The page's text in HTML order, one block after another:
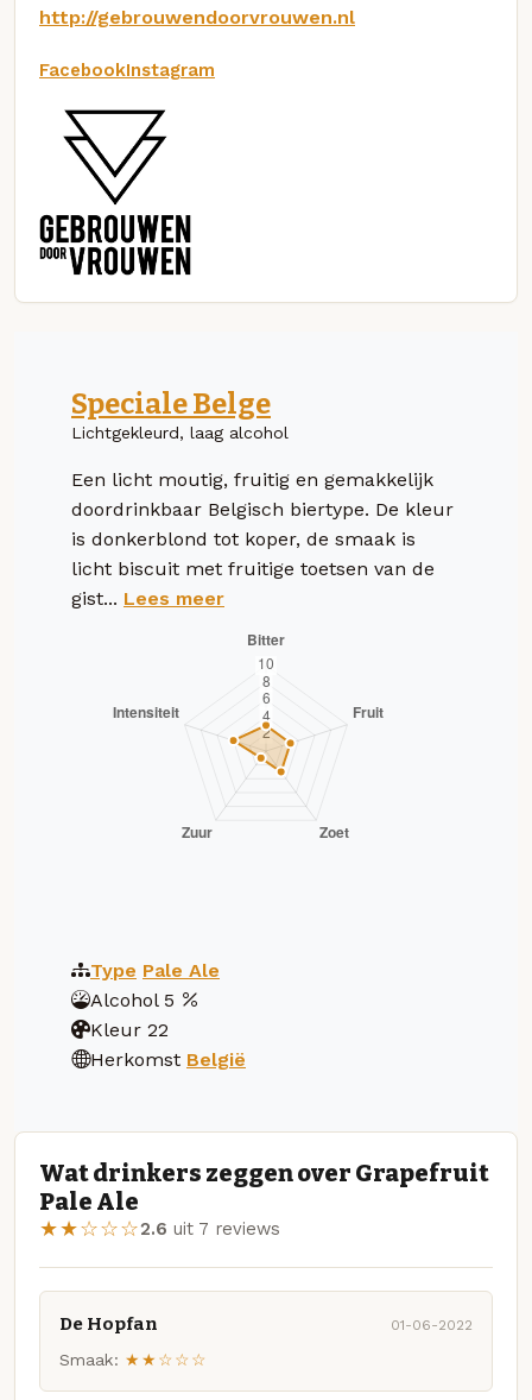
http://gebrouwendoorvrouwen.nl
FacebookInstagram
Speciale Belge
Lichtgekleurd, laag alcohol
Een licht moutig, fruitig en gemakkelijk
doordrinkbaar Belgisch biertype. De kleur
is donkerblond tot koper, de smaak is
licht biscuit met fruitige toetsen van de
gist... Lees meer
Type Pale Ale
Alcohol 5
Kleur 22
Herkomst België
Wat drinkers zeggen over Grapefruit
Pale Ale
★★☆☆☆2.6 uit 7 reviews
De Hopfan 01-06-2022
Smaak: ★★☆☆☆